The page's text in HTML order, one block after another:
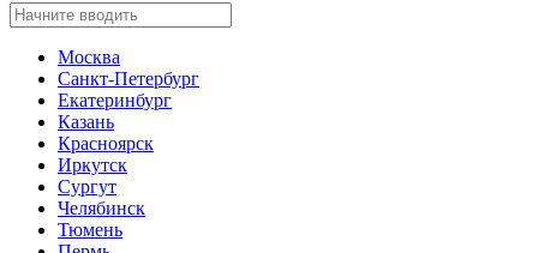
Москва
Санкт-Петербург
Екатеринбург
Казань
Красноярск
Иркутск
Сургут
Челябинск
Тюмень